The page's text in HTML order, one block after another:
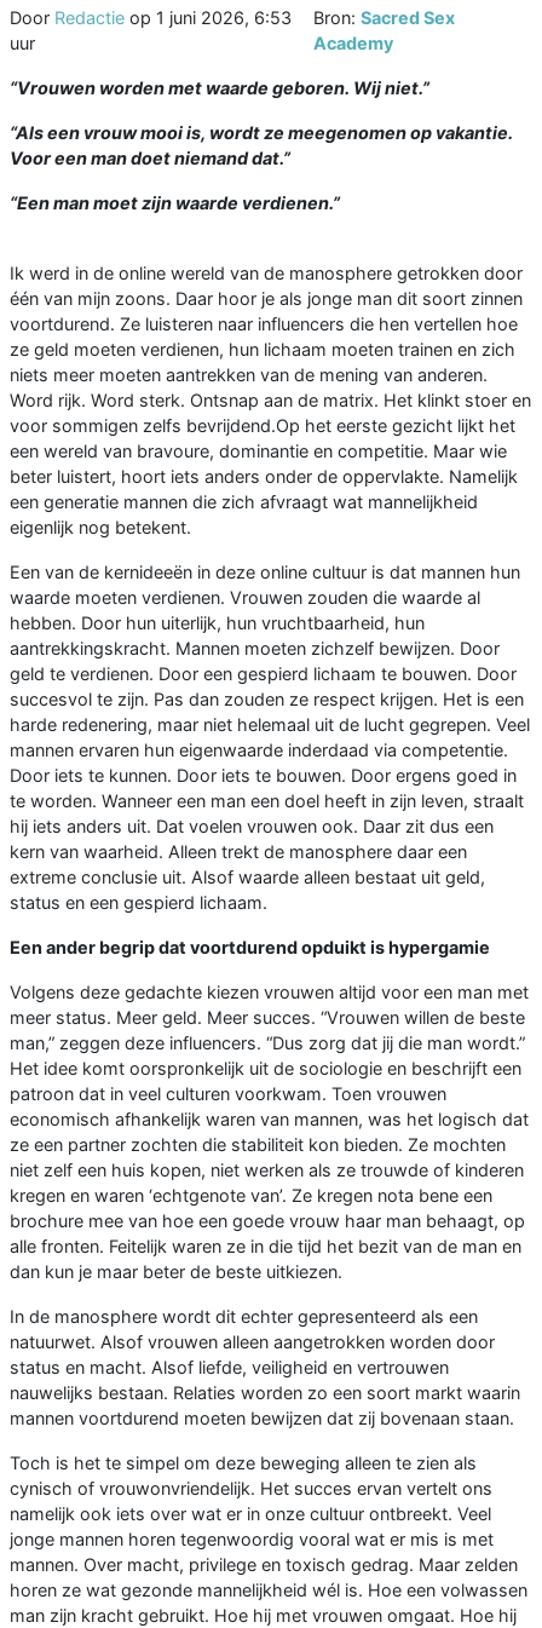
Door Redactie op 1 juni 2026, 6:53
uur
Bron:Sacred Sex
Academy
“Vrouwen worden met waarde geboren. Wij niet.”
“Als een vrouw mooi is, wordt ze meegenomen op vakantie.
Voor een man doet niemand dat.”
“Een man moet zijn waarde verdienen.”
Ik werd in de online wereld van de manosphere getrokken door
één van mijn zoons. Daar hoor je als jonge man dit soort zinnen
voortdurend. Ze luisteren naar influencers die hen vertellen hoe
ze geld moeten verdienen, hun lichaam moeten trainen en zich
niets meer moeten aantrekken van de mening van anderen.
Word rijk. Word sterk. Ontsnap aan de matrix. Het klinkt stoer en
voor sommigen zelfs bevrijdend.Op het eerste gezicht lijkt het
een wereld van bravoure, dominantie en competitie. Maar wie
beter luistert, hoort iets anders onder de oppervlakte. Namelijk
een generatie mannen die zich afvraagt wat mannelijkheid
eigenlijk nog betekent.
Een van de kernideeën in deze online cultuur is dat mannen hun
waarde moeten verdienen. Vrouwen zouden die waarde al
hebben. Door hun uiterlijk, hun vruchtbaarheid, hun
aantrekkingskracht. Mannen moeten zichzelf bewijzen. Door
geld te verdienen. Door een gespierd lichaam te bouwen. Door
succesvol te zijn. Pas dan zouden ze respect krijgen. Het is een
harde redenering, maar niet helemaal uit de lucht gegrepen. Veel
mannen ervaren hun eigenwaarde inderdaad via competentie.
Door iets te kunnen. Door iets te bouwen. Door ergens goed in
te worden. Wanneer een man een doel heeft in zijn leven, straalt
hij iets anders uit. Dat voelen vrouwen ook. Daar zit dus een
kern van waarheid. Alleen trekt de manosphere daar een
extreme conclusie uit. Alsof waarde alleen bestaat uit geld,
status en een gespierd lichaam.
Een ander begrip dat voortdurend opduikt is hypergamie
Volgens deze gedachte kiezen vrouwen altijd voor een man met
meer status. Meer geld. Meer succes. “Vrouwen willen de beste
man,” zeggen deze influencers. “Dus zorg dat jij die man wordt.”
Het idee komt oorspronkelijk uit de sociologie en beschrijft een
patroon dat in veel culturen voorkwam. Toen vrouwen
economisch afhankelijk waren van mannen, was het logisch dat
ze een partner zochten die stabiliteit kon bieden. Ze mochten
niet zelf een huis kopen, niet werken als ze trouwde of kinderen
kregen en waren ‘echtgenote van’. Ze kregen nota bene een
brochure mee van hoe een goede vrouw haar man behaagt, op
alle fronten. Feitelijk waren ze in die tijd het bezit van de man en
dan kun je maar beter de beste uitkiezen.
In de manosphere wordt dit echter gepresenteerd als een
natuurwet. Alsof vrouwen alleen aangetrokken worden door
status en macht. Alsof liefde, veiligheid en vertrouwen
nauwelijks bestaan. Relaties worden zo een soort markt waarin
mannen voortdurend moeten bewijzen dat zij bovenaan staan.
Toch is het te simpel om deze beweging alleen te zien als
cynisch of vrouwonvriendelijk. Het succes ervan vertelt ons
namelijk ook iets over wat er in onze cultuur ontbreekt. Veel
jonge mannen horen tegenwoordig vooral wat er mis is met
mannen. Over macht, privilege en toxisch gedrag. Maar zelden
horen ze wat gezonde mannelijkheid wél is. Hoe een volwassen
man zijn kracht gebruikt. Hoe hij met vrouwen omgaat. Hoe hij